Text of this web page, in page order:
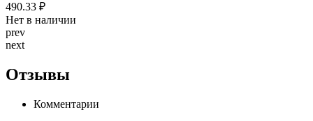
490.33 ₽
Нет в наличии
prev
next
Отзывы
Комментарии